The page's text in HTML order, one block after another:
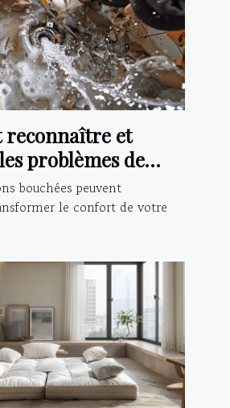
reconnaître et
problèmes de
bouchées
bouchées peuvent
le confort de votre